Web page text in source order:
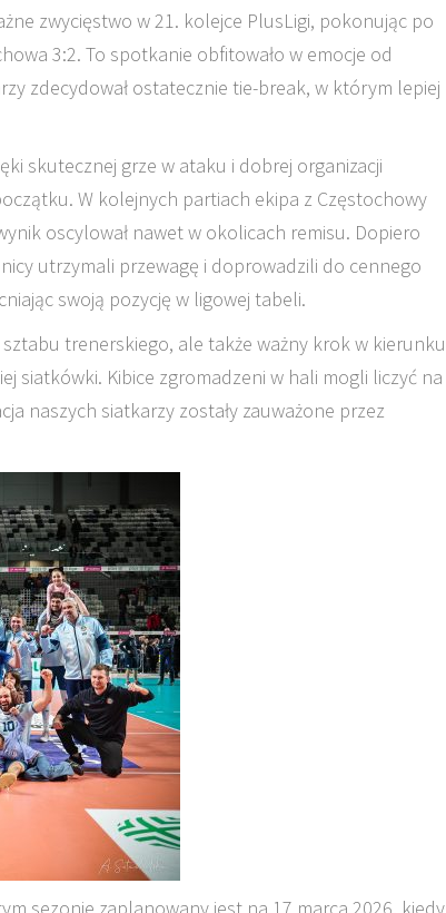
zwycięstwo w 21. kolejce PlusLigi, pokonując po
3:2. To spotkanie obfitowało w emocje od
zdecydował ostatecznie tie-break, w którym lepiej
skutecznej grze w ataku i dobrej organizacji
W kolejnych partiach ekipa z Częstochowy
oscylował nawet w okolicach remisu. Dopiero
utrzymali przewagę i doprowadzili do cennego
swoją pozycję w ligowej tabeli.
trenerskiego, ale także ważny krok w kierunku
siatkówki. Kibice zgromadzeni w hali mogli liczyć na
naszych siatkarzy zostały zauważone przez